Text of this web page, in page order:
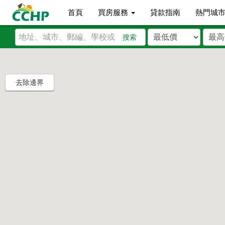
首頁 買房服務 貸款指南 熱門城
搜索
去除邊界